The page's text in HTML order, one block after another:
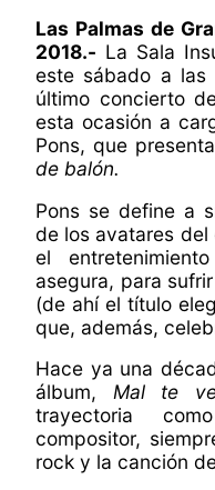
Las Palmas de
2018.- La Sala
este sábado a
último concierto
esta ocasión a
Pons, que
de balón.
Pons se define a
de los avatares
el
asegura, para
(de ahí el título
que, además,
Hace ya una
álbum, Mal te
trayectoria
compositor,
rock y la canción